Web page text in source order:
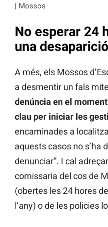
| Mossos
No esperar 24
una desaparició
A més, els Mossos
a desmentir un fals
denúncia en el
clau per iniciar les
encaminades a
aquests casos no s’ha
denunciar”. I cal
comissaria del cos de
(obertes les 24 hores
l’any) o de les policies